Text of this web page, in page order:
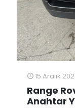
15 Aralık
Range
Anahtar